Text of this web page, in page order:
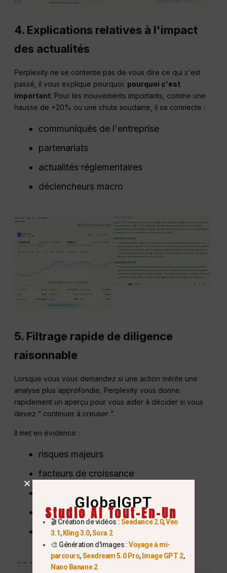
4. Explications relatives à l'impact
des actualités
Perplexity ne se contente pas de vous dire ce qui s'est
passé, il vous explique pourquoi. pourquoi c'est
important. Pour les mouvements importants, comme une
hausse de +20% ou une chute soudaine, il se connecte :
communiqués de l'entreprise
partenariats
actualités réglementaires
déclencheurs macro
5. Filtrage rapide de diligence
raisonnable
Lorsque vous vous demandez si une action mérite une
analyse plus approfondie, Perplexity vous donne
rapidement un aperçu pour vous aider à décider si vous
devez “ continuer à creuser ”.
Il met en évidence :
risques majeurs
facteurs de croissance
position concurrentielle
dynamique récente des bénéfices
GlobalGPT
Studio AI Tout-En-Un
🎬 Création de vidéos :Seedance 2.0,Veo
3.1, Kling 3.0,Sora 2
🎨 Génération d'images :Voyage à mi-
parcours,Seedream 5.0 Pro, Image GPT 2,
Nano Banane 2